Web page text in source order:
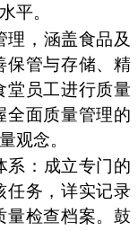
平。
理，涵盖食品及
保管与存储、精
堂员工进行质量
全面质量管理的
观念。
系：成立专门的
任务，详实记录
量检查档案。鼓